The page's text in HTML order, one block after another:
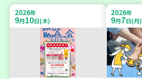
2026年
9月10日(木)
2026年
9月7日(月)